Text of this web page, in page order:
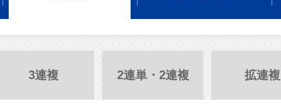
3連複 2連単・2連複 拡連複